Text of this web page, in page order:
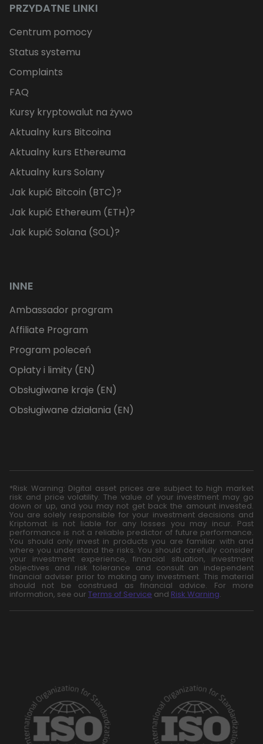
PRZYDATNE LINKI
Centrum pomocy
Status systemu
Complaints
FAQ
Kursy kryptowalut na żywo
Aktualny kurs Bitcoina
Aktualny kurs Ethereuma
Aktualny kurs Solany
Jak kupić Bitcoin (BTC)?
Jak kupić Ethereum (ETH)?
Jak kupić Solana (SOL)?
INNE
Ambassador program
Affiliate Program
Program poleceń
Opłaty i limity (EN)
Obsługiwane kraje (EN)
Obsługiwane działania (EN)
*Risk Warning: Digital asset prices are subject to high market
risk and price volatility. The value of your investment may go
down or up, and you may not get back the amount invested.
You are solely responsible for your investment decisions and
Kriptomat is not liable for any losses you may incur. Past
performance is not a reliable predictor of future performance.
You should only invest in products you are familiar with and
where you understand the risks. You should carefully consider
your investment experience, financial situation, investment
objectives and risk tolerance and consult an independent
financial adviser prior to making any investment. This material
should not be construed as financial advice. For more
information, see our Terms of Service and Risk Warning.